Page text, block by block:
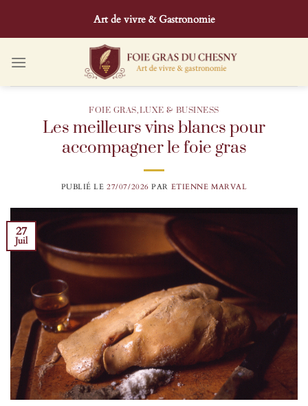
contenu
Art de vivre & Gastronomie
FOIE GRAS,LUXE & BUSINESS
Les meilleurs vins blancs pour
accompagner le foie gras
PUBLIÉ LE27/07/2026 PAR ETIENNE MARVAL
27
Juil